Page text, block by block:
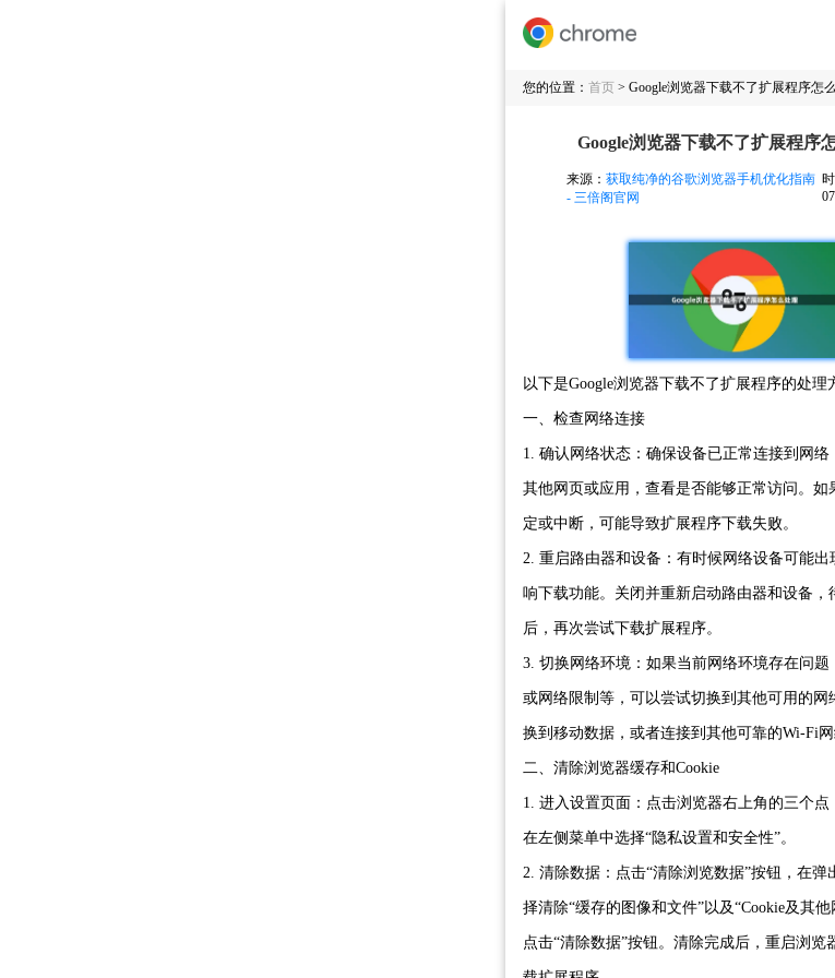
您的位置： 首页 > Google浏览器下载不了扩展程序怎
Google浏览器下载不了扩展程序
来源： 获取纯净的谷歌浏览器手机优化指南
- 三倍阁官网
以下是Google浏览器下载不了扩展程序的处理
一、检查网络连接
1. 确认网络状态：确保设备已正常连接到网络
其他网页或应用，查看是否能够正常访问。如
定或中断，可能导致扩展程序下载失败。
2. 重启路由器和设备：有时候网络设备可能出
响下载功能。关闭并重新启动路由器和设备，
后，再次尝试下载扩展程序。
3. 切换网络环境：如果当前网络环境存在问题
或网络限制等，可以尝试切换到其他可用的网
换到移动数据，或者连接到其他可靠的Wi-Fi网
二、清除浏览器缓存和Cookie
1. 进入设置页面：点击浏览器右上角的三个点
在左侧菜单中选择“隐私设置和安全性”。
2. 清除数据：点击“清除浏览数据”按钮，在弹
择清除“缓存的图像和文件”以及“Cookie及其
点击“清除数据”按钮。清除完成后，重启浏览